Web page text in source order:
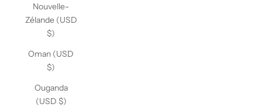
Nouvelle-
Zélande (USD
$)
Oman (USD
$)
Ouganda
(USD $)